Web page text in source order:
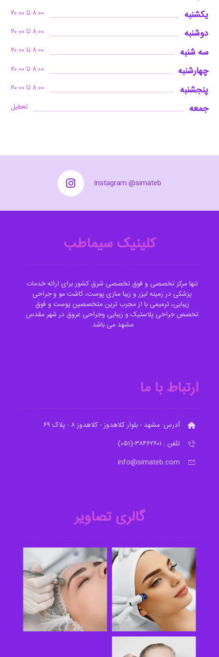
یکشنبه ۸:۰۰ تا ۲۰:۰۰
دوشنبه ۸:۰۰ تا ۲۰:۰۰
سه شنبه ۸:۰۰ تا ۲۰:۰۰
چهارشنبه ۸:۰۰ تا ۲۰:۰۰
پنجشنبه ۸:۰۰ تا ۲۰:۰۰
جمعه تعطیل
Instagram:@simateb
کلینیک سیماطب
تنها مرکز تخصصی و فوق تخصصی شرق کشور برای ارائه خدمات
پزشکی در زمینه لیزر و زیبا سازی پوست، کاشت مو و جراحی
زیبایی، ترمیمی با از مجرب ترین متخصصین پوست و فوق
تخصص جراحی پلاستیک و زیبایی وجراحی عروق در شهر مقدس
مشهد می باشد.
ارتباط با ما
آدرس: مشهد - بلوار کلاهدوز - کلاهدوز ۸ - پلاک ۶۹
تلفن : ۳۸۴۶۲۶۰۱-(۰۵۱)
info@simateb.com
گالری تصاویر